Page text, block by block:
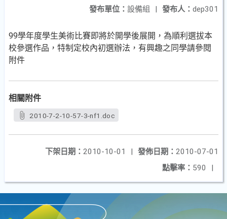
發布人： dep301
發布單位： 設備組 |
99學年度學生美術比賽即將於開學後展開，為順利選拔本
校參選作品，特制定校內初選辦法，有興趣之同學請參閱
附件
相關附件
2010-7-2-10-57-3-nf1.doc
發佈日期： 2010-07-01
下架日期： 2010-10-01
|
點擊率： 590 |